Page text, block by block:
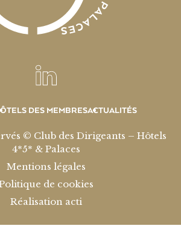
DES MEMBRESACTUALITÉS
© Club des Dirigeants – Hôtels
4*5* & Palaces
Mentions légales
de cookies
Réalisation acti